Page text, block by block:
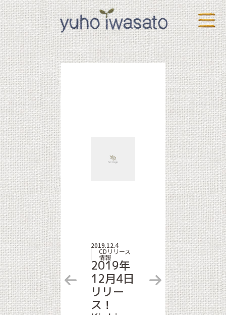
2019.12.4
CDリリース
情報
2019年
12月4日
リリー
ス！